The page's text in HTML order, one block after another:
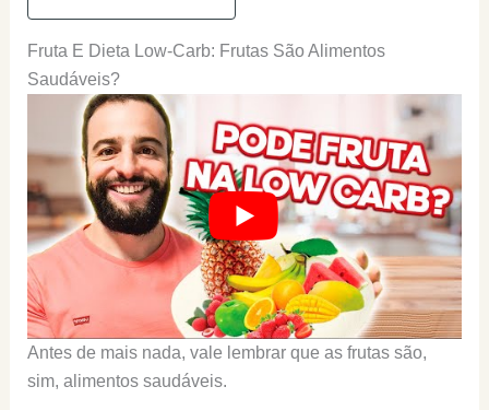
Fruta E Dieta Low-Carb: Frutas São Alimentos
Saudáveis?
Antes de mais nada, vale lembrar que as frutas são,
sim, alimentos saudáveis.